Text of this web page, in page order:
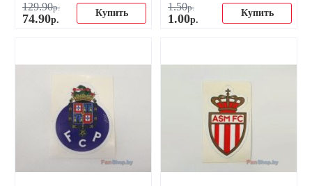
129.90р.
74.90р.
Купить
1.50р.
1.00р.
Купить